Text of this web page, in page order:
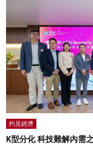
灼見經濟
K型分化 科技難解內需